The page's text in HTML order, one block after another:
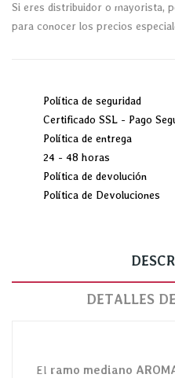
Si eres distribuidor o mayorista,
para conocer los precios
Política de seguridad
Certificado SSL - Pago
Política de entrega
24 - 48 horas
Política de devolución
Política de Devoluciones
DETALLES
El ramo mediano